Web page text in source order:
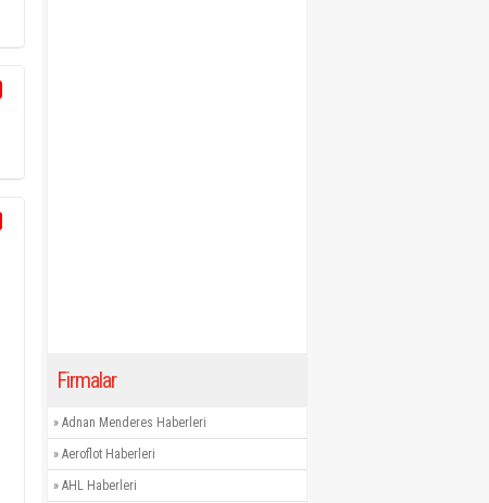
Firmalar
» Adnan Menderes Haberleri
» Aeroflot Haberleri
» AHL Haberleri